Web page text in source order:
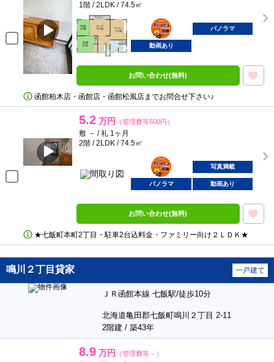
1階 / 2LDK / 74.5㎡
ポンタ
部屋
パノラマ
動画あり
お問い合わせ(無料)
函館柏木店・函館店・函館松風店までお問合せ下さい♪
5.2 万円 （管理費等500円）
敷 － / 礼 1ヶ月
2階 / 2LDK / 74.5㎡
ポンタ
部屋
写真満載
パノラマ 動画あり
お問い合わせ(無料)
★七飯町本町2丁目・駐車2台込料金・ファミリー向け２ＬＤＫ★
鳴川２丁目貸家 一戸建て
ＪＲ函館本線 七飯駅/徒歩10分
北海道亀田郡七飯町鳴川２丁目 2-11
2階建 / 築43年
8.9 万円 （管理費等－）